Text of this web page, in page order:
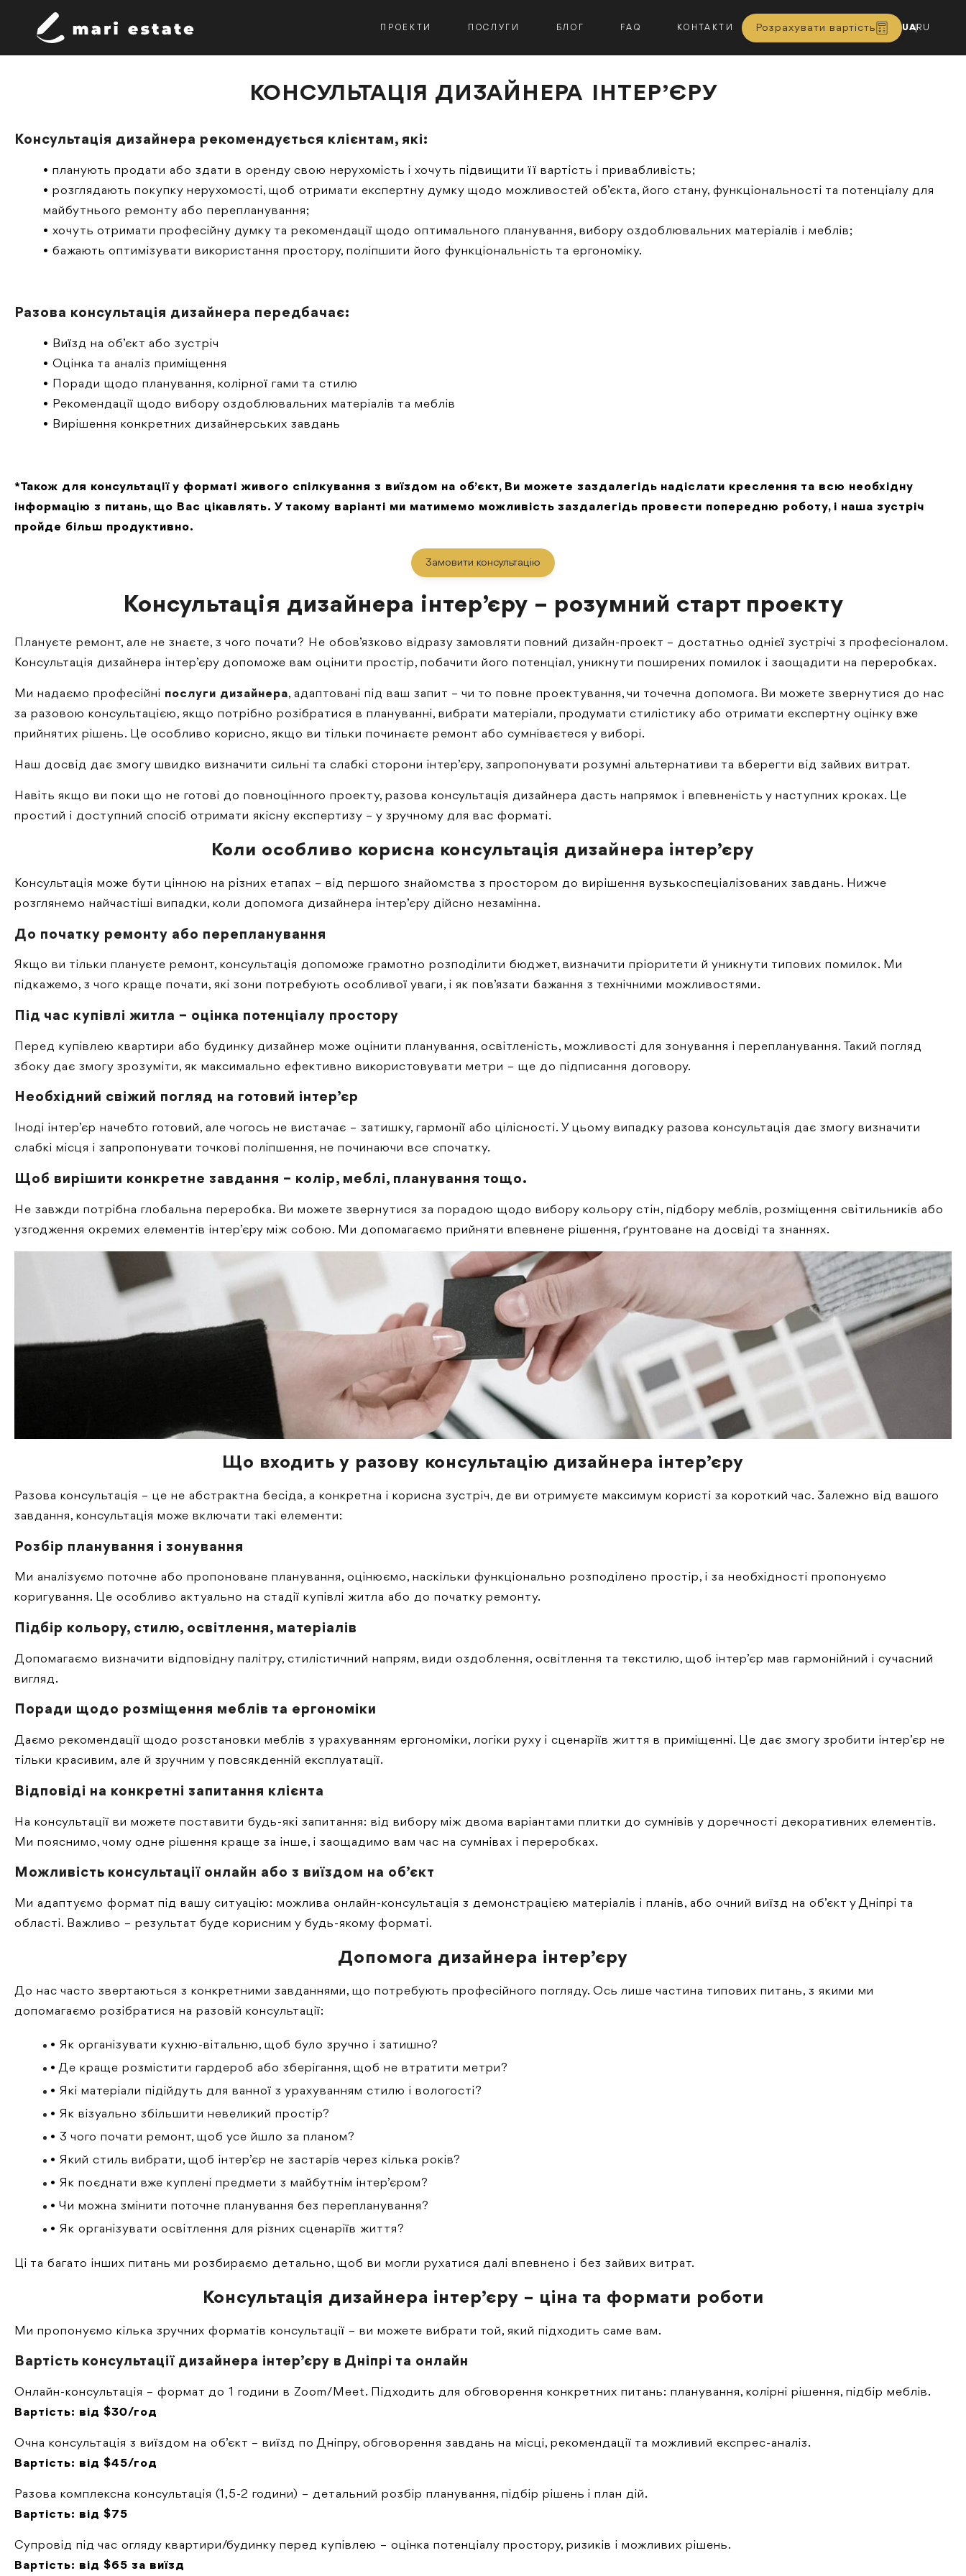
ПРОЕКТИ ПОСЛУГИ БЛОГ FAQ КОНТАКТИ Розрахувати вартість UA RU
КОНСУЛЬТАЦІЯ ДИЗАЙНЕРА ІНТЕР’ЄРУ
Консультація дизайнера рекомендується клієнтам, які:
• планують продати або здати в оренду свою нерухомість і хочуть підвищити її вартість і привабливість;
• розглядають покупку нерухомості, щоб отримати експертну думку щодо можливостей об’єкта, його стану, функціональності та потенціалу для
майбутнього ремонту або перепланування;
• хочуть отримати професійну думку та рекомендації щодо оптимального планування, вибору оздоблювальних матеріалів і меблів;
• бажають оптимізувати використання простору, поліпшити його функціональність та ергономіку.
Разова консультація дизайнера передбачає:
• Виїзд на об’єкт або зустріч
• Оцінка та аналіз приміщення
• Поради щодо планування, колірної гами та стилю
• Рекомендації щодо вибору оздоблювальних матеріалів та меблів
• Вирішення конкретних дизайнерських завдань
* Також для консультації у форматі живого спілкування з виїздом на об’єкт, Ви можете заздалегідь надіслати креслення та всю необхідну
інформацію з питань, що Вас цікавлять. У такому варіанті ми матимемо можливість заздалегідь провести попередню роботу, і наша зустріч
пройде більш продуктивно.
Замовити консультацію
Консультація дизайнера інтер’єру – розумний старт проекту
Плануєте ремонт, але не знаєте, з чого почати? Не обов’язково відразу замовляти повний дизайн-проект – достатньо однієї зустрічі з професіоналом.
Консультація дизайнера інтер’єру допоможе вам оцінити простір, побачити його потенціал, уникнути поширених помилок і заощадити на переробках.
Ми надаємо професійні послуги дизайнера, адаптовані під ваш запит – чи то повне проектування, чи точечна допомога. Ви можете звернутися до нас
за разовою консультацією, якщо потрібно розібратися в плануванні, вибрати матеріали, продумати стилістику або отримати експертну оцінку вже
прийнятих рішень. Це особливо корисно, якщо ви тільки починаєте ремонт або сумніваєтеся у виборі.
Наш досвід дає змогу швидко визначити сильні та слабкі сторони інтер’єру, запропонувати розумні альтернативи та вберегти від зайвих витрат.
Навіть якщо ви поки що не готові до повноцінного проекту, разова консультація дизайнера дасть напрямок і впевненість у наступних кроках. Це
простий і доступний спосіб отримати якісну експертизу – у зручному для вас форматі.
Коли особливо корисна консультація дизайнера інтер’єру
Консультація може бути цінною на різних етапах – від першого знайомства з простором до вирішення вузькоспеціалізованих завдань. Нижче
розглянемо найчастіші випадки, коли допомога дизайнера інтер’єру дійсно незамінна.
До початку ремонту або перепланування
Якщо ви тільки плануєте ремонт, консультація допоможе грамотно розподілити бюджет, визначити пріоритети й уникнути типових помилок. Ми
підкажемо, з чого краще почати, які зони потребують особливої уваги, і як пов’язати бажання з технічними можливостями.
Під час купівлі житла – оцінка потенціалу простору
Перед купівлею квартири або будинку дизайнер може оцінити планування, освітленість, можливості для зонування і перепланування. Такий погляд
збоку дає змогу зрозуміти, як максимально ефективно використовувати метри – ще до підписання договору.
Необхідний свіжий погляд на готовий інтер’єр
Іноді інтер’єр начебто готовий, але чогось не вистачає – затишку, гармонії або цілісності. У цьому випадку разова консультація дає змогу визначити
слабкі місця і запропонувати точкові поліпшення, не починаючи все спочатку.
Щоб вирішити конкретне завдання – колір, меблі, планування тощо.
Не завжди потрібна глобальна переробка. Ви можете звернутися за порадою щодо вибору кольору стін, підбору меблів, розміщення світильників або
узгодження окремих елементів інтер’єру між собою. Ми допомагаємо прийняти впевнене рішення, ґрунтоване на досвіді та знаннях.
Що входить у разову консультацію дизайнера інтер’єру
Разова консультація – це не абстрактна бесіда, а конкретна і корисна зустріч, де ви отримуєте максимум користі за короткий час. Залежно від вашого
завдання, консультація може включати такі елементи:
Розбір планування і зонування
Ми аналізуємо поточне або пропоноване планування, оцінюємо, наскільки функціонально розподілено простір, і за необхідності пропонуємо
коригування. Це особливо актуально на стадії купівлі житла або до початку ремонту.
Підбір кольору, стилю, освітлення, матеріалів
Допомагаємо визначити відповідну палітру, стилістичний напрям, види оздоблення, освітлення та текстилю, щоб інтер’єр мав гармонійний і сучасний
вигляд.
Поради щодо розміщення меблів та ергономіки
Даємо рекомендації щодо розстановки меблів з урахуванням ергономіки, логіки руху і сценаріїв життя в приміщенні. Це дає змогу зробити інтер’єр не
тільки красивим, але й зручним у повсякденній експлуатації.
Відповіді на конкретні запитання клієнта
На консультації ви можете поставити будь-які запитання: від вибору між двома варіантами плитки до сумнівів у доречності декоративних елементів.
Ми пояснимо, чому одне рішення краще за інше, і заощадимо вам час на сумнівах і переробках.
Можливість консультації онлайн або з виїздом на об’єкт
Ми адаптуємо формат під вашу ситуацію: можлива онлайн-консультація з демонстрацією матеріалів і планів, або очний виїзд на об’єкт у Дніпрі та
області. Важливо – результат буде корисним у будь-якому форматі.
Допомога дизайнера інтер’єру
До нас часто звертаються з конкретними завданнями, що потребують професійного погляду. Ось лише частина типових питань, з якими ми
допомагаємо розібратися на разовій консультації:
• Як організувати кухню-вітальню, щоб було зручно і затишно?
• Де краще розмістити гардероб або зберігання, щоб не втратити метри?
• Які матеріали підійдуть для ванної з урахуванням стилю і вологості?
• Як візуально збільшити невеликий простір?
• З чого почати ремонт, щоб усе йшло за планом?
• Який стиль вибрати, щоб інтер’єр не застарів через кілька років?
• Як поєднати вже куплені предмети з майбутнім інтер’єром?
• Чи можна змінити поточне планування без перепланування?
• Як організувати освітлення для різних сценаріїв життя?
Ці та багато інших питань ми розбираємо детально, щоб ви могли рухатися далі впевнено і без зайвих витрат.
Консультація дизайнера інтер’єру – ціна та формати роботи
Ми пропонуємо кілька зручних форматів консультації – ви можете вибрати той, який підходить саме вам.
Вартість консультації дизайнера інтер’єру в Дніпрі та онлайн
Онлайн-консультація – формат до 1 години в Zoom/Meet. Підходить для обговорення конкретних питань: планування, колірні рішення, підбір меблів.
Вартість: від $30/год
Очна консультація з виїздом на об’єкт – виїзд по Дніпру, обговорення завдань на місці, рекомендації та можливий експрес-аналіз.
Вартість: від $45/год
Разова комплексна консультація (1,5-2 години) – детальний розбір планування, підбір рішень і план дій.
Вартість: від $75
Супровід під час огляду квартири/будинку перед купівлею – оцінка потенціалу простору, ризиків і можливих рішень.
Вартість: від $65 за виїзд